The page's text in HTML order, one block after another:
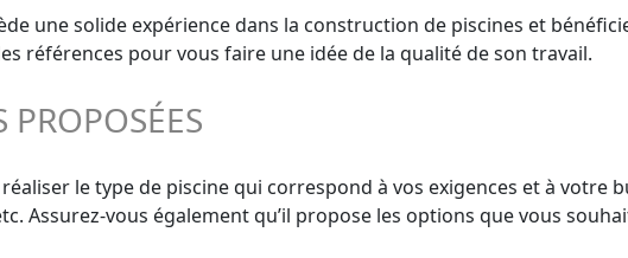
une solide expérience dans la construction de piscines et
références pour vous faire une idée de la qualité de son travail.
PROPOSÉES
le type de piscine qui correspond à vos exigences et à votre
Assurez-vous également qu’il propose les options que vous